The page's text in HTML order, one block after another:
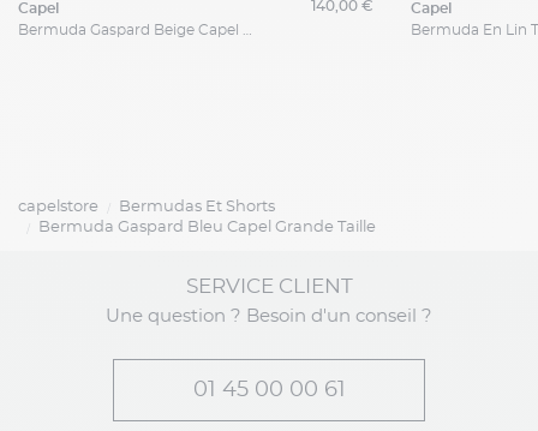
capel
Bermuda Gaspard Beige Capel Grande Taille
140,00 € capel
capelstore
Bermudas Et Shorts
Bermuda Gaspard Bleu Capel Grande Taille
SERVICE CLIENT
Une question ? Besoin d'un conseil ?
01 45 00 00 61